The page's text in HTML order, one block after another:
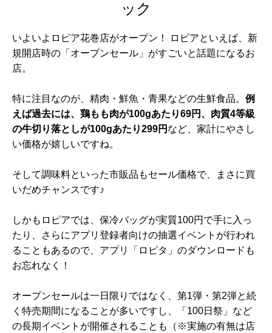
ック
いよいよロピア花巻店がオープン！ ロピアといえば、新
規開店時の「オープンセール」がすごいと話題になるお
店。
特に注目なのが、精肉・鮮魚・青果などの生鮮食品。 例
えば過去には、鶏もも肉が100gあたり69円、肉質4等級
の牛切り落としが100gあたり299円 など、家計にやさし
い価格が嬉しいですね。
そして調味料といった市販品もセール価格で、まさに買
いだめチャンスです♪
しかもロピアでは、保冷バッグが実質100円で手に入っ
たり、さらにアプリ登録者向けの抽選イベントが行われ
ることもあるので、アプリ「ロピタ」のダウンロードも
お忘れなく！
オープンセールは一日限りではなく、第1弾・第2弾と続
く特売期間になることが多いですし、「100日祭」など
の長期イベントが開催されることも（※実施の有無は店